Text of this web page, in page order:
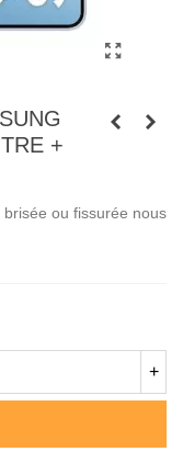
+
brisée ou fissurée nous
+